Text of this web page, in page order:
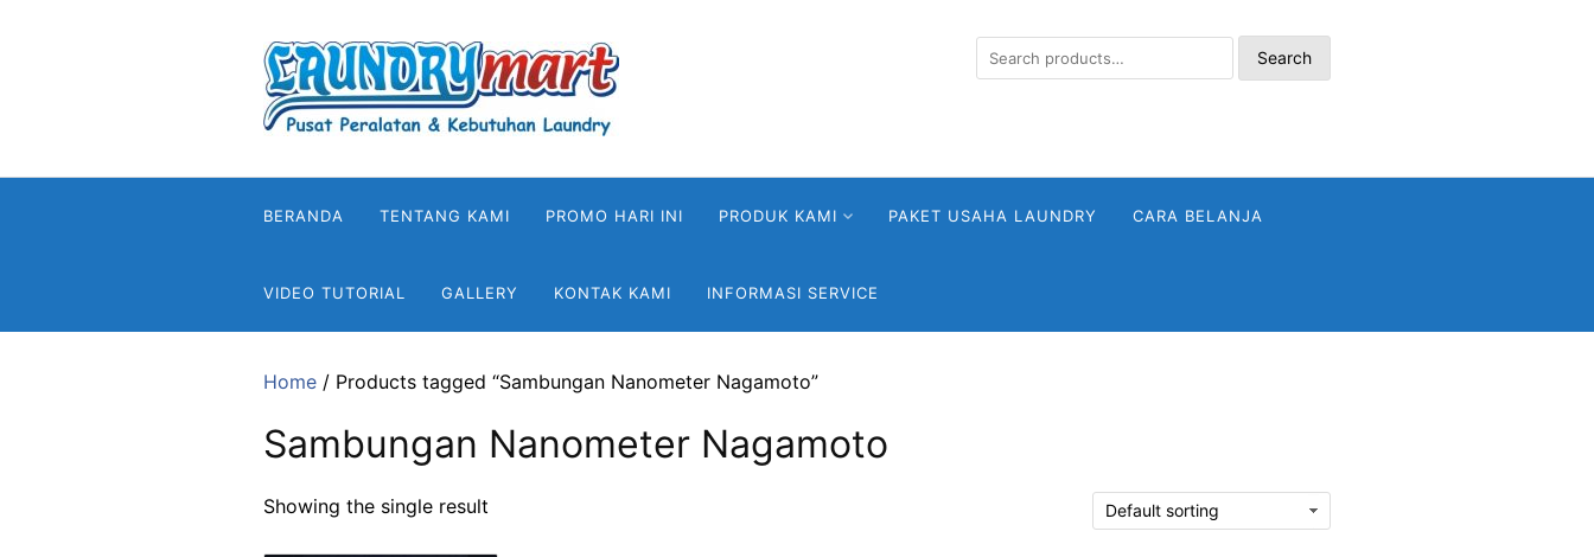
Search
for:
Search
BERANDA TENTANG KAMI PROMO HARI INI PRODUK KAMI PAKET USAHA LAUNDRY CARA BELANJA
VIDEO TUTORIAL GALLERY KONTAK KAMI INFORMASI SERVICE
Home / Products tagged “Sambungan Nanometer Nagamoto”
Sambungan Nanometer Nagamoto
Showing the single result